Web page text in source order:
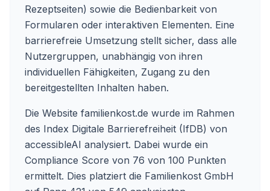
Rezeptseiten) sowie die Bedienbarkeit von
Formularen oder interaktiven Elementen. Eine
barrierefreie Umsetzung stellt sicher, dass alle
Nutzergruppen, unabhängig von ihren
individuellen Fähigkeiten, Zugang zu den
bereitgestellten Inhalten haben.
Die Website familienkost.de wurde im Rahmen
des Index Digitale Barrierefreiheit (IfDB) von
accessibleAI analysiert. Dabei wurde ein
Compliance Score von 76 von 100 Punkten
ermittelt. Dies platziert die Familienkost GmbH